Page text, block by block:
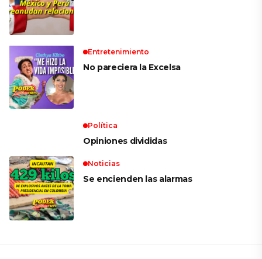
Entretenimiento
No pareciera la Excelsa
Política
Opiniones divididas
Noticias
Se encienden las alarmas